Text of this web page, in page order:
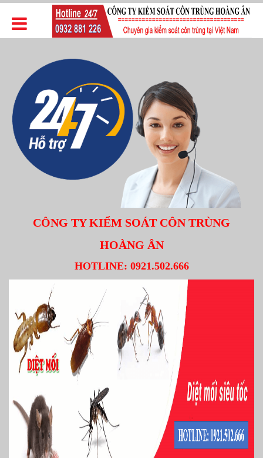
CÔNG TY KIỂM SOÁT CÔN TRÙNG
HOÀNG ÂN
HOTLINE: 0921.502.666